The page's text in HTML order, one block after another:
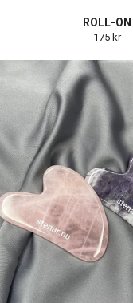
ROLL-ON
175 kr